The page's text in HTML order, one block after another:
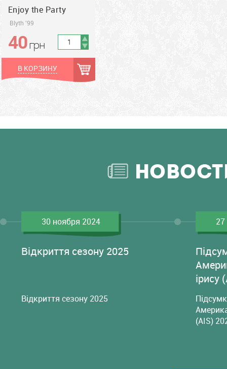
Enjoy the Party
Blyth '99
грн
40грн
В КОРЗИНУ
30 ноября 2024
Відкриття сезону 2025
Відкриття сезону 2025
ірису
(AIS)